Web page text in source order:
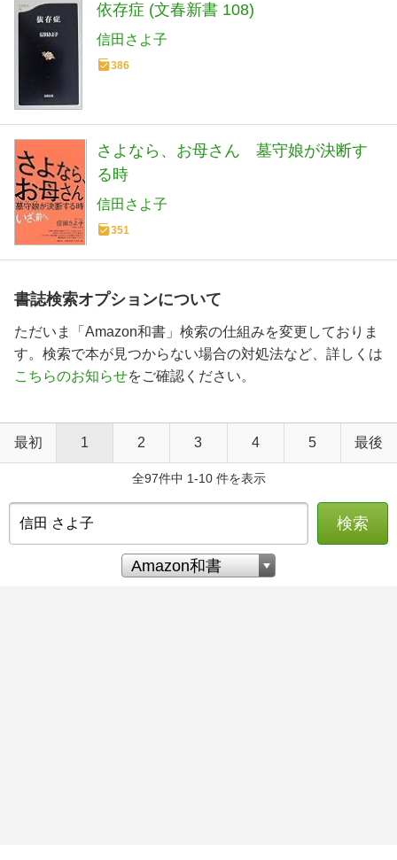
依存症 (文春新書 108)
信田さよ子
386
さよなら、お母さん 墓守娘が決断す
る時
信田さよ子
351
書誌検索オプションについて
ただいま「Amazon和書」検索の仕組みを変更しておりま
す。検索で本が見つからない場合の対処法など、詳しくは
こちらのお知らせをご確認ください。
最初 1 2 3 4 5 最後
全97件中 1-10 件を表示
検索